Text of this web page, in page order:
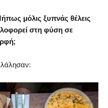
μόλις ξυπνάς θέλεις
στη φύση σε